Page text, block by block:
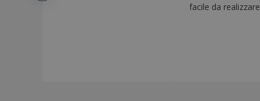
facile da realizzare